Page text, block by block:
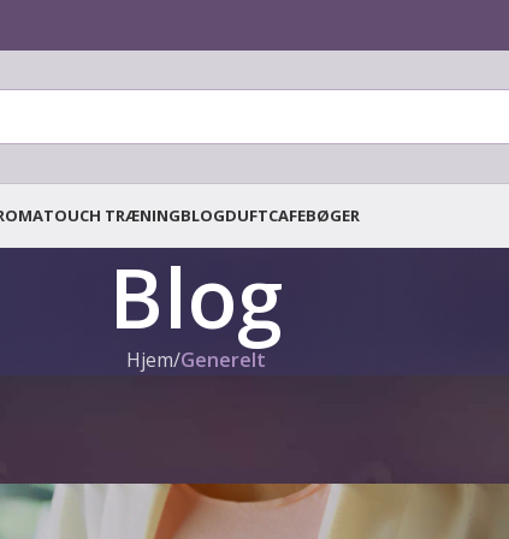
TRÆNINGBLOGDUFTCAFEBØGER
Blog
Hjem/Generelt